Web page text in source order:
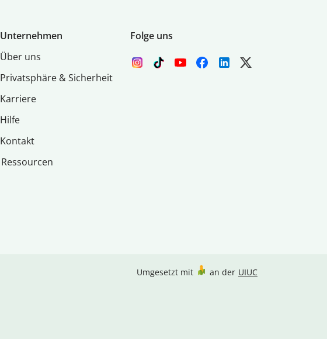
Unternehmen
Über uns
Privatsphäre & Sicherheit
Karriere
Hilfe
Kontakt
Ressourcen
Folge uns
Umgesetzt mit an der UIUC